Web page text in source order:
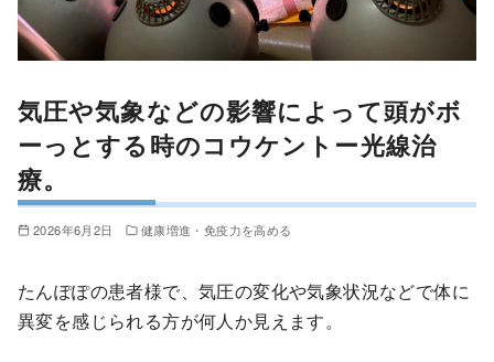
気圧や気象などの影響によって頭がボ
ーっとする時のコウケントー光線治
療。
2026年6月2日 健康増進・免疫力を高める
たんぽぽの患者様で、気圧の変化や気象状況などで体に
異変を感じられる方が何人か見えます。